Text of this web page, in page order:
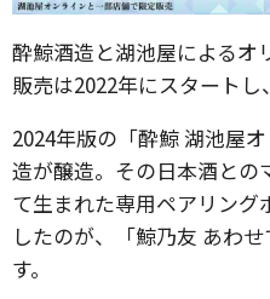
酔鯨酒造と湖池屋によるオ
販売は2022年にスタートし
2024年版の「酔鯨 湖池屋
造が醸造。その日本酒との
て生まれた専用ペアリング
したのが、「鯨乃友 あわ
す。